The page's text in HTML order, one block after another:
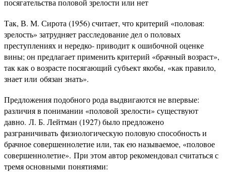
посягательства половой зрелости или нет
Так, В. М. Сирота (1956) считает, что критерий «половая:
зрелость» затрудняет расследование дел о половых
преступлениях и нередко- приводит к ошибочной оценке
вины; он предлагает применить критерий «брачный возраст»,
так как о возрасте посягающий субъект якобы, «как правило,
знает или обязан знать».
Предложения подобного рода выдвигаются не впервые:
различия в понимании «половой зрелости» существуют
давно. Л. Б. Лейтман (1927) было предложено
разграничивать физиологическую половую способность и
брачное совершеннолетие или, так ею называемое, «половое
совершеннолетие». При этом автор рекомендовал считаться с
тремя основными понятиями: